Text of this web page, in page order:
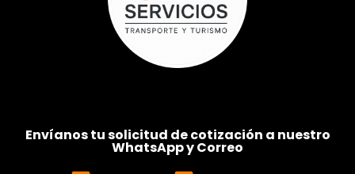
Envíanos tu solicitud de cotización a nuestro
WhatsApp y Correo